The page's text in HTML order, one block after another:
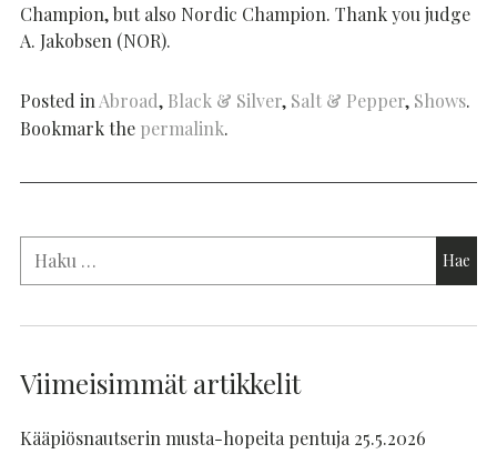
Champion, but also Nordic Champion. Thank you judge
A. Jakobsen (NOR).
Posted in Abroad, Black & Silver, Salt & Pepper, Shows.
Bookmark the permalink.
Viimeisimmät artikkelit
Kääpiösnautserin musta-hopeita pentuja 25.5.2026